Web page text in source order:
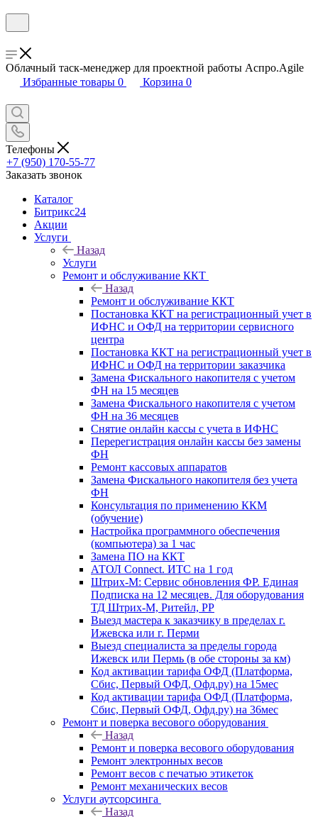
Облачный таск-менеджер для проектной работы Аспро.Agile
Избранные товары 0 Корзина 0
Телефоны
+7 (950) 170-55-77
Заказать звонок
Каталог
Битрикс24
Акции
Услуги
Назад
Услуги
Ремонт и обслуживание ККТ
Назад
Ремонт и обслуживание ККТ
Постановка ККТ на регистрационный учет в
ИФНС и ОФД на территории сервисного
центра
Постановка ККТ на регистрационный учет в
ИФНС и ОФД на территории заказчика
Замена Фискального накопителя с учетом
ФН на 15 месяцев
Замена Фискального накопителя с учетом
ФН на 36 месяцев
Снятие онлайн кассы с учета в ИФНС
Перерегистрация онлайн кассы без замены
ФН
Ремонт кассовых аппаратов
Замена Фискального накопителя без учета
ФН
Консультация по применению ККМ
(обучение)
Настройка программного обеспечения
(компьютера) за 1 час
Замена ПО на ККТ
АТОЛ Connect. ИТС на 1 год
Штрих-М: Сервис обновления ФР. Единая
Подписка на 12 месяцев. Для оборудования
ТД Штрих-М, Ритейл, РР
Выезд мастера к заказчику в пределах г.
Ижевска или г. Перми
Выезд специалиста за пределы города
Ижевск или Пермь (в обе стороны за км)
Код активации тарифа ОФД (Платформа,
Сбис, Первый ОФД, Офд.ру) на 15мес
Код активации тарифа ОФД (Платформа,
Сбис, Первый ОФД, Офд.ру) на 36мес
Ремонт и поверка весового оборудования
Назад
Ремонт и поверка весового оборудования
Ремонт электронных весов
Ремонт весов с печатью этикеток
Ремонт механических весов
Услуги аутсорсинга
Назад